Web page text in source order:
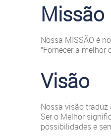
Missão
Nossa MISSÃO é
“Fornecer a
Visão
Nossa visão traduz
Ser o Melhor
possibilidades e